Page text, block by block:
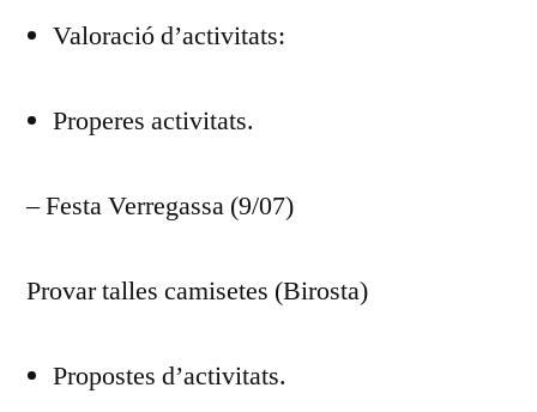
Valoració d’activitats:
Properes activitats.
– Festa Verregassa (9/07)
Provar talles camisetes (Birosta)
Propostes d’activitats.